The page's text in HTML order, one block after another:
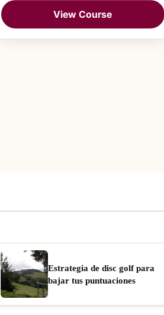
View Course
Estrategia de disc golf para
bajar tus puntuaciones